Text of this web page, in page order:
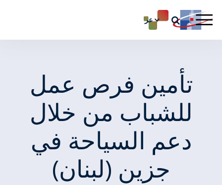
عر
تأمين فرص عمل
للشباب من خلال
دعم السياحة في
جزين (لبنان)